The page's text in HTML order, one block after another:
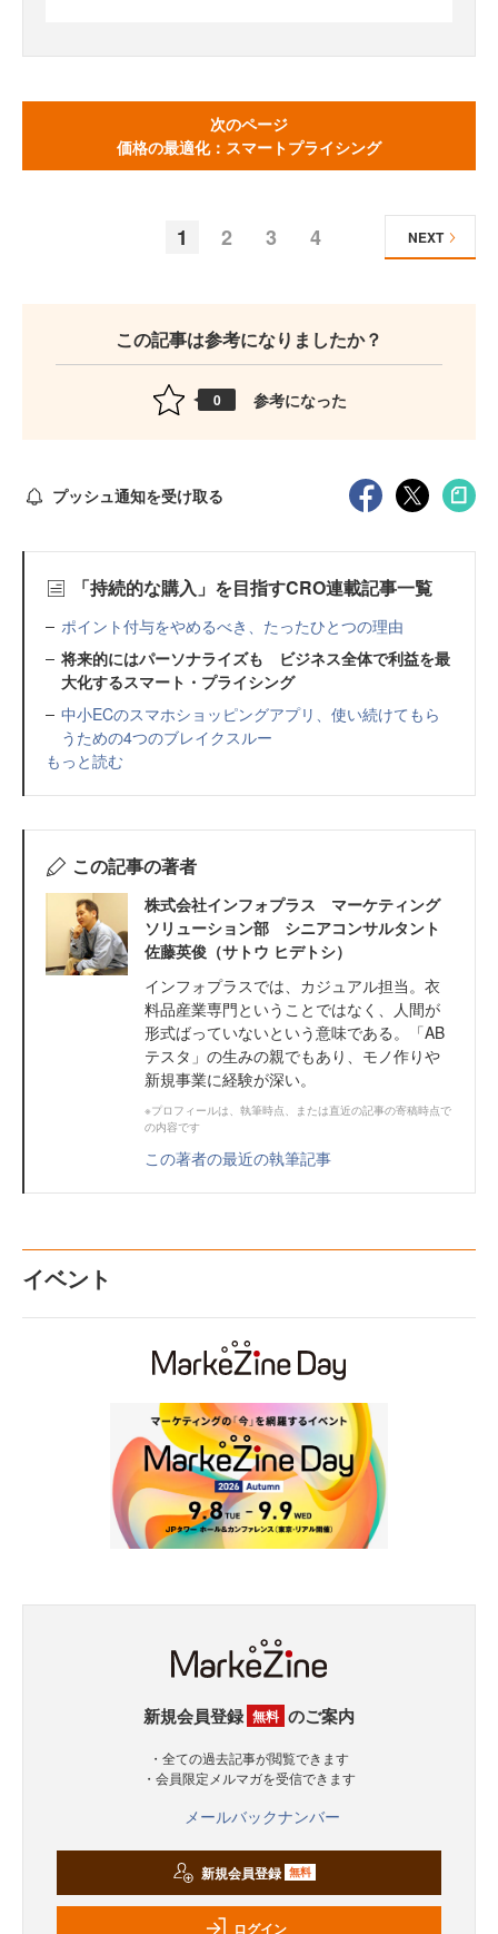
次のページ
価格の最適化：スマートプライシング
1 2 3 4 NEXT
この記事は参考になりましたか？
0 参考になった
プッシュ通知を受け取る
「持続的な購入」を目指すCRO連載記事一覧
ポイント付与をやめるべき、たったひとつの理由
将来的にはパーソナライズも ビジネス全体で利益を最
大化するスマート・プライシング
中小ECのスマホショッピングアプリ、使い続けてもら
うための4つのブレイクスルー
もっと読む
この記事の著者
株式会社インフォプラス マーケティング
ソリューション部 シニアコンサルタント
佐藤英俊（サトウ ヒデトシ）
インフォプラスでは、カジュアル担当。衣
料品産業専門ということではなく、人間が
形式ばっていないという意味である。「AB
テスタ」の生みの親でもあり、モノ作りや
新規事業に経験が深い。
※プロフィールは、執筆時点、または直近の記事の寄稿時点で
の内容です
この著者の最近の執筆記事
イベント
新規会員登録 無料 のご案内
・全ての過去記事が閲覧できます
・会員限定メルマガを受信できます
メールバックナンバー
新規会員登録 無料
ログイン